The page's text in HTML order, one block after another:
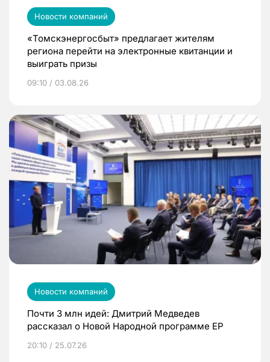
Новости компаний
«Томскэнергосбыт» предлагает жителям
региона перейти на электронные квитанции и
выиграть призы
09:10 / 03.08.26
Новости компаний
Почти 3 млн идей: Дмитрий Медведев
рассказал о Новой Народной программе ЕР
20:10 / 25.07.26